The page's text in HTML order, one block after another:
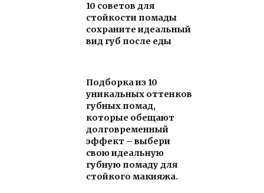
10 советов для
стойкости помады
сохраните идеальный
вид губ после еды
Подборка из 10
уникальных оттенков
губных помад,
которые обещают
долговременный
эффект – выбери
свою идеальную
губную помаду для
стойкого макияжа.